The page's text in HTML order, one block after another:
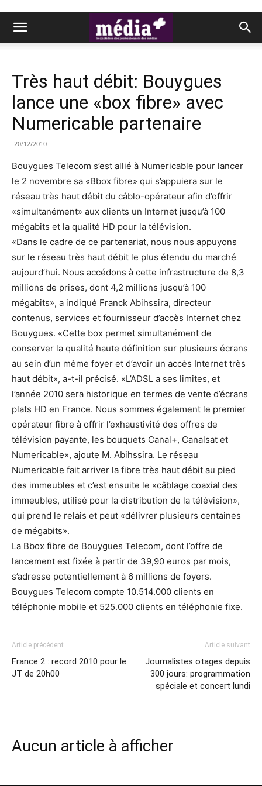
Très haut débit: Bouygues
lance une «box fibre» avec
Numericable partenaire
20/12/2010
Bouygues Telecom s’est allié à Numericable pour lancer
le 2 novembre sa «Bbox fibre» qui s’appuiera sur le
réseau très haut débit du câblo-opérateur afin d’offrir
«simultanément» aux clients un Internet jusqu’à 100
mégabits et la qualité HD pour la télévision.
«Dans le cadre de ce partenariat, nous nous appuyons
sur le réseau très haut débit le plus étendu du marché
aujourd’hui. Nous accédons à cette infrastructure de 8,3
millions de prises, dont 4,2 millions jusqu’à 100
mégabits», a indiqué Franck Abihssira, directeur
contenus, services et fournisseur d’accès Internet chez
Bouygues. «Cette box permet simultanément de
conserver la qualité haute définition sur plusieurs écrans
au sein d’un même foyer et d’avoir un accès Internet très
haut débit», a-t-il précisé. «L’ADSL a ses limites, et
l’année 2010 sera historique en termes de vente d’écrans
plats HD en France. Nous sommes également le premier
opérateur fibre à offrir l’exhaustivité des offres de
télévision payante, les bouquets Canal+, Canalsat et
Numericable», ajoute M. Abihssira. Le réseau
Numericable fait arriver la fibre très haut débit au pied
des immeubles et c’est ensuite le «câblage coaxial des
immeubles, utilisé pour la distribution de la télévision»,
qui prend le relais et peut «délivrer plusieurs centaines
de mégabits».
La Bbox fibre de Bouygues Telecom, dont l’offre de
lancement est fixée à partir de 39,90 euros par mois,
s’adresse potentiellement à 6 millions de foyers.
Bouygues Telecom compte 10.514.000 clients en
téléphonie mobile et 525.000 clients en téléphonie fixe.
Article précédent
France 2 : record 2010 pour le
JT de 20h00
Article suivant
Journalistes otages depuis
300 jours: programmation
spéciale et concert lundi
Aucun article à afficher